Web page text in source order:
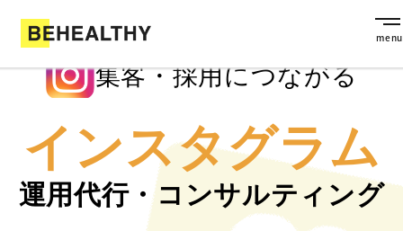
集客・採用につながる
インスタグラム
運用代行・コンサルティング